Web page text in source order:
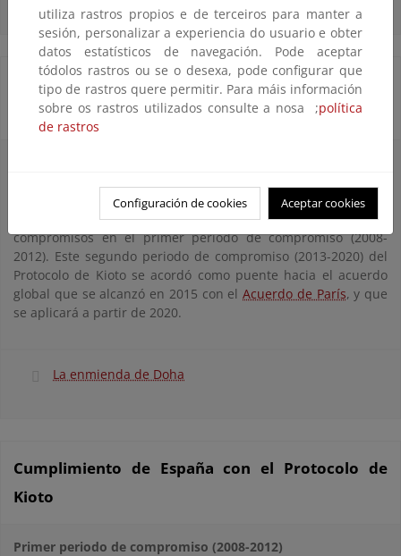
La enmienda de Doha y el segundo periodo de
compromiso
e incluye nuevos objetivos de reducción de emisiones para
parte de los países industrializados que tuvieron
compromisos en el primer periodo de compromiso (2008-
2012). Este segundo periodo de compromiso (2013-2020) del
Protocolo de Kioto se acordó como puente hacia el acuerdo
global que se alcanzó en 2015 con el Acuerdo de París, y que
se aplicará a partir de 2020.
La enmienda de Doha
Cumplimiento de España con el Protocolo de
Kioto
Primer periodo de compromiso (2008-2012)
utiliza rastros propios e de terceiros para manter a
sesión, personalizar a experiencia do usuario e obter
datos estatísticos de navegación. Pode aceptar
tódolos rastros ou se o desexa, pode configurar que
tipo de rastros quere permitir. Para máis información
sobre os rastros utilizados consulte a nosa ;política
de rastros
Configuración de cookies Aceptar cookies